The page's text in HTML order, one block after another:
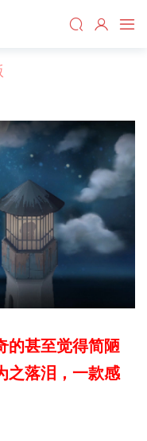
的甚至觉得简陋
之落泪，一款感